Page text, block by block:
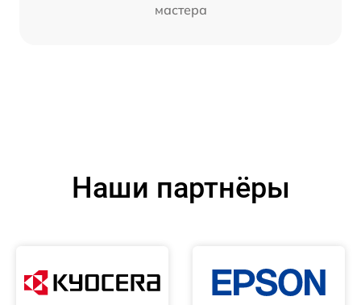
мастера
Наши партнёры